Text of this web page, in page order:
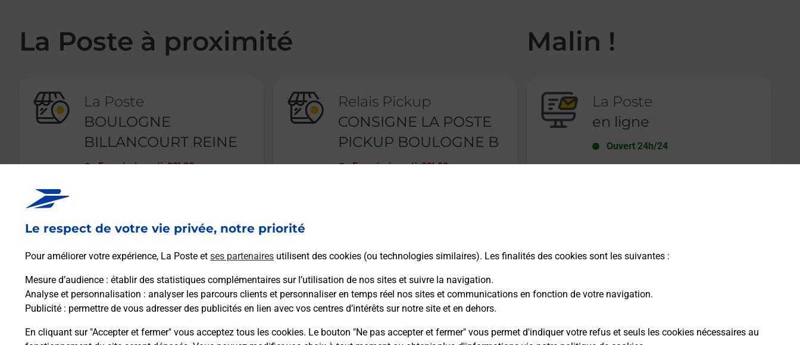
Le respect de votre vie privée, notre priorité
Pour améliorer votre expérience, La Poste et ses partenaires utilisent des cookies (ou technologies similaires). Les finalités des cookies sont les suivantes :
Mesure d’audience : établir des statistiques complémentaires sur l’utilisation de nos sites et suivre la navigation.
Analyse et personnalisation : analyser les parcours clients et personnaliser en temps réel nos sites et communications en fonction de votre navigation.
Publicité : permettre de vous adresser des publicités en lien avec vos centres d’intérêts sur notre site et en dehors.
En cliquant sur "Accepter et fermer" vous acceptez tous les cookies. Le bouton "Ne pas accepter et fermer" vous permet d'indiquer votre refus et seuls les cookies nécessaires au
La Poste à proximité
La Poste
BOULOGNE
BILLANCOURT REINE
Fermé-jusqu'à 09h00
En savoir plus
Relais Pickup
CONSIGNE LA POSTE
PICKUP BOULOGNE B
Fermé-jusqu'à 09h00
Malin !
La Poste
en ligne
Ouvert 24h/24